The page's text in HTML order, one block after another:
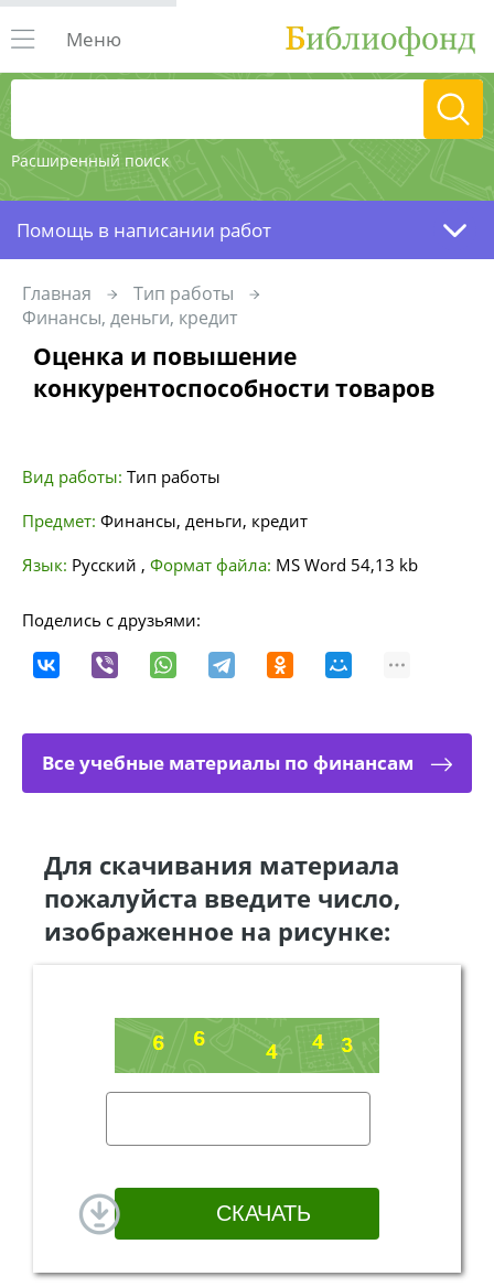
Расширенный поиск
Меню
Помощь в написании работ
Главная
Тип работы
Финансы, деньги, кредит
Оценка и повышение
конкурентоспособности товаров
Вид работы: Тип работы
Предмет: Финансы, деньги, кредит
Язык: Русский , Формат файла: MS Word 54,13 kb
Поделись с друзьями:
Все учебные материалы по финансам
Для скачивания материала
пожалуйста введите число,
изображенное на рисунке: